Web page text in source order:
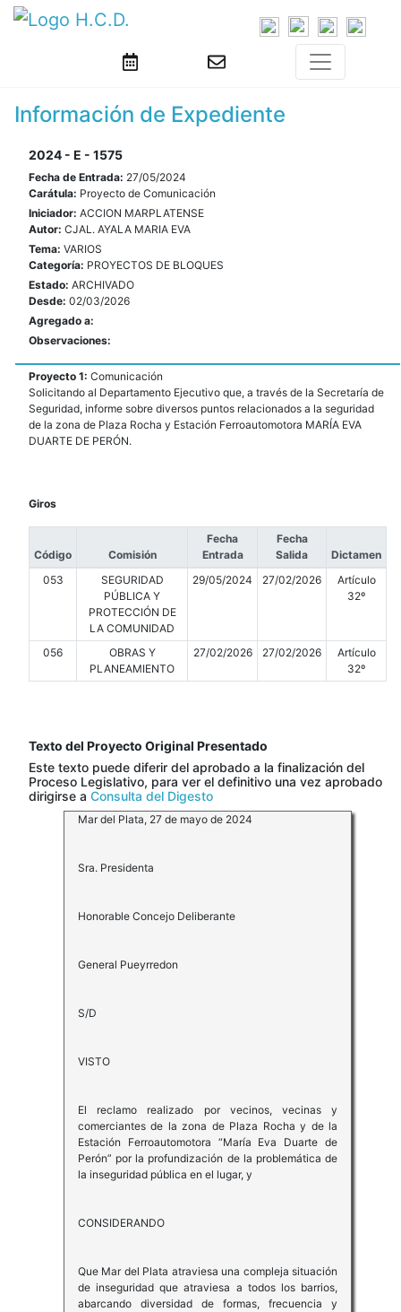
Información de Expediente
2024 - E - 1575
Fecha de Entrada: 27/05/2024
Carátula: Proyecto de Comunicación
Iniciador: ACCION MARPLATENSE
Autor: CJAL. AYALA MARIA EVA
Tema: VARIOS
Categoría: PROYECTOS DE BLOQUES
Estado: ARCHIVADO
Desde: 02/03/2026
Agregado a:
Observaciones:
Proyecto 1: Comunicación
Solicitando al Departamento Ejecutivo que, a través de la Secretaría de
Seguridad, informe sobre diversos puntos relacionados a la seguridad
de la zona de Plaza Rocha y Estación Ferroautomotora MARÍA EVA
DUARTE DE PERÓN.
Giros
Código Comisión
Fecha
Entrada
Fecha
Salida
Dictamen
053
SEGURIDAD
PÚBLICA Y
PROTECCIÓN DE
LA COMUNIDAD
29/05/2024 27/02/2026
Artículo
32º
056
OBRAS Y
PLANEAMIENTO
27/02/2026 27/02/2026
Artículo
32º
Texto del Proyecto Original Presentado
Este texto puede diferir del aprobado a la finalización del
Proceso Legislativo, para ver el definitivo una vez aprobado
dirigirse a Consulta del Digesto
Mar del Plata, 27 de mayo de 2024
Sra. Presidenta
Honorable Concejo Deliberante
General Pueyrredon
S/D
VISTO
El reclamo realizado por vecinos, vecinas y
comerciantes de la zona de Plaza Rocha y de la
Estación Ferroautomotora “María Eva Duarte de
Perón” por la profundización de la problemática de
la inseguridad pública en el lugar, y
CONSIDERANDO
Que Mar del Plata atraviesa una compleja situación
de inseguridad que atraviesa a todos los barrios,
abarcando diversidad de formas, frecuencia y